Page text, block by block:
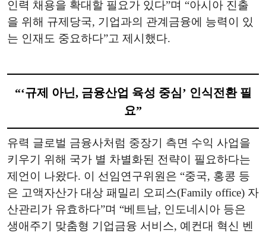
인력 채용을 확대할 필요가 있다”며 “아시아 진출
을 위해 규제당국, 기업과의 관계금융에 능력이 있
는 인재도 중요하다”고 제시했다.
“‘규제 아닌, 금융산업 육성 중심’ 인식전환 필
요”
유력 글로벌 금융사처럼 중장기 측면 수익 사업을
키우기 위해 국가 별 차별화된 전략이 필요하다는
제언이 나왔다. 이 선임연구위원은 “중국, 홍콩 등
은 고액자산가 대상 패밀리 오피스(Family office) 자
산관리가 유효하다”며 “베트남, 인도네시아 등은
생애주기 맞춤형 기업금융 서비스, 예컨대 혁신 벤